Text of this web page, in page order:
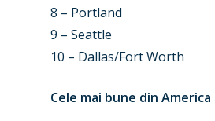
8 – Portland
9 – Seattle
10 – Dallas/Fort Worth
Cele mai bune din America